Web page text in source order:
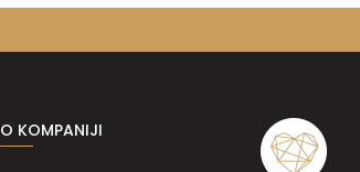
O KOMPANIJI